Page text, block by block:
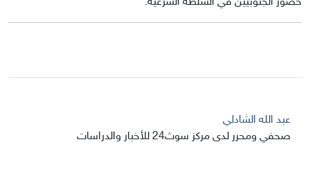
عبد الله الشادلي
صحفي ومحرر لدى مركز سوث24 للأخبار والدراسات